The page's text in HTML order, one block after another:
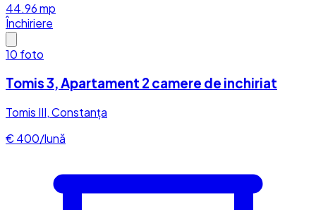
44.96mp
Închiriere
10 foto
Tomis 3, Apartament 2 camere de inchiriat
Tomis III, Constanța
€ 400/lună